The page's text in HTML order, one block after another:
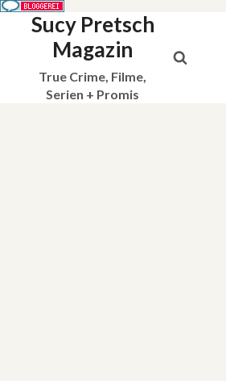
Sucy Pretsch
Magazin
True Crime, Filme,
Serien + Promis